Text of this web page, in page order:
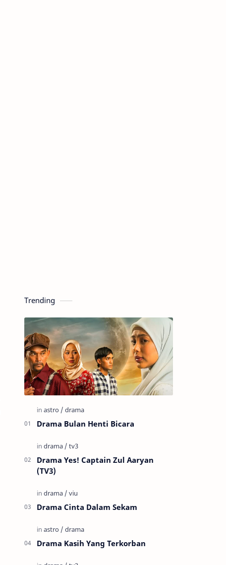
Trending
Drama Bulan Henti Bicara
Drama Yes! Captain Zul Aaryan
(TV3)
Drama Cinta Dalam Sekam
Drama Kasih Yang Terkorban